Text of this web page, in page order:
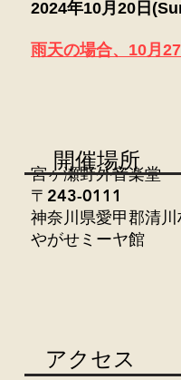
2024年10月20日
雨天の場合、10月
宮ヶ瀬野外音楽堂
〒243-0111
神奈川県愛甲郡清
やがせミーヤ館
開催場所
アクセス